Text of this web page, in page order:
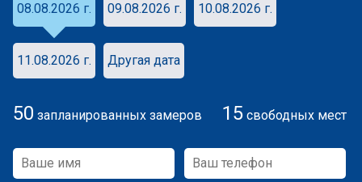
08.08.2026 г. 09.08.2026 г. 10.08.2026 г.
11.08.2026 г. Другая дата
50 запланированных замеров 15 свободных мест